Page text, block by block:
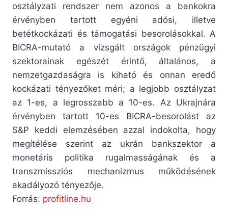
osztályzati rendszer nem azonos a bankokra
érvényben tartott egyéni adósi, illetve
betétkockázati és támogatási besorolásokkal. A
BICRA-mutató a vizsgált országok pénzügyi
szektorainak egészét érintő, általános, a
nemzetgazdaságra is kiható és onnan eredő
kockázati tényezőket méri; a legjobb osztályzat
az 1-es, a legrosszabb a 10-es. Az Ukrajnára
érvényben tartott 10-es BICRA-besorolást az
S&P keddi elemzésében azzal indokolta, hogy
megítélése szerint az ukrán bankszektor a
monetáris politika rugalmasságának és a
transzmissziós mechanizmus működésének
akadályozó tényezője.
Forrás: profitline.hu